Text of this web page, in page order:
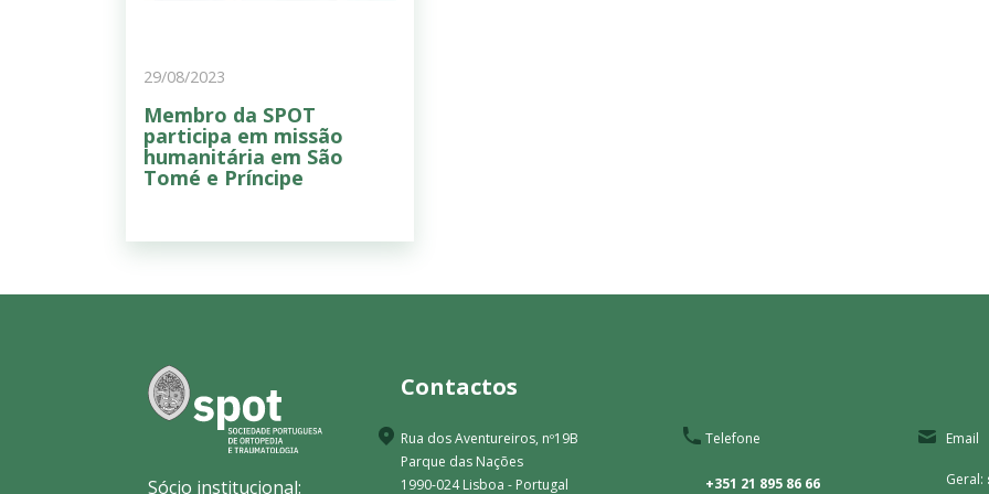
29/08/2023
Membro da SPOT
participa em missão
humanitária em São
Tomé e Príncipe
Sócio institucional:
Contactos
Rua dos Aventureiros, nº19B
Parque das Nações
1990-024 Lisboa - Portugal
Telefone
+351 21 895 86 66
Email
Geral: